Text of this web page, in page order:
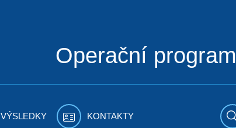
Operační program
VÝSLEDKY KONTAKTY